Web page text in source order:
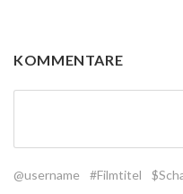
KOMMENTARE
@username #Filmtitel